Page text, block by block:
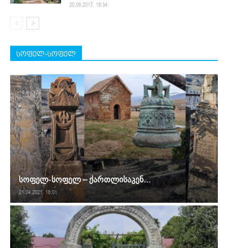
20.09.2017. 18:34
სოფელ-სოფელ
სოფელ-სოფელ – ქართლისაკენ…
21.04.2021. 18:01